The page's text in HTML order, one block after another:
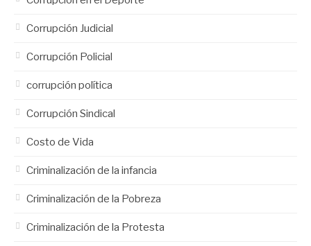
Corrupción Judicial
Corrupción Policial
corrupción política
Corrupción Sindical
Costo de Vida
Criminalización de la infancia
Criminalización de la Pobreza
Criminalización de la Protesta